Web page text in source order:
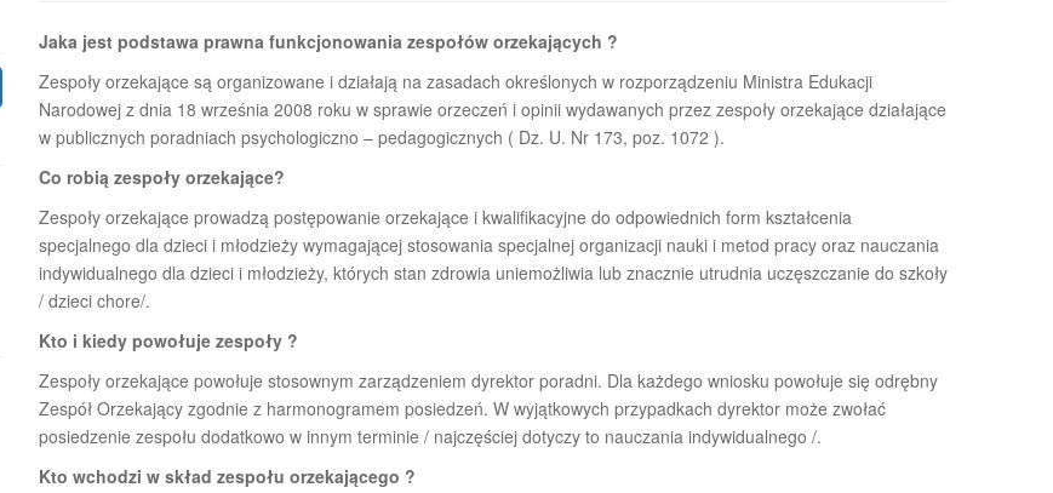
Jaka jest podstawa prawna funkcjonowania zespołów orzekających ?
Zespoły orzekające są organizowane i działają na zasadach określonych w rozporządzeniu Ministra Edukacji
Narodowej z dnia 18 września 2008 roku w sprawie orzeczeń i opinii wydawanych przez zespoły orzekające działające
w publicznych poradniach psychologiczno – pedagogicznych ( Dz. U. Nr 173, poz. 1072 ).
Co robią zespoły orzekające?
Zespoły orzekające prowadzą postępowanie orzekające i kwalifikacyjne do odpowiednich form kształcenia
specjalnego dla dzieci i młodzieży wymagającej stosowania specjalnej organizacji nauki i metod pracy oraz nauczania
indywidualnego dla dzieci i młodzieży, których stan zdrowia uniemożliwia lub znacznie utrudnia uczęszczanie do szkoły
/ dzieci chore/.
Kto i kiedy powołuje zespoły ?
Zespoły orzekające powołuje stosownym zarządzeniem dyrektor poradni. Dla każdego wniosku powołuje się odrębny
Zespół Orzekający zgodnie z harmonogramem posiedzeń. W wyjątkowych przypadkach dyrektor może zwołać
posiedzenie zespołu dodatkowo w innym terminie / najczęściej dotyczy to nauczania indywidualnego /.
Kto wchodzi w skład zespołu orzekającego ?